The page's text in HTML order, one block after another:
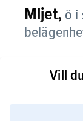
Mljet, ö i
Vill